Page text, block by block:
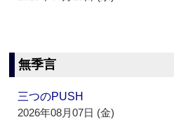
無季言
三つのPUSH
2026年08月07日 (金)